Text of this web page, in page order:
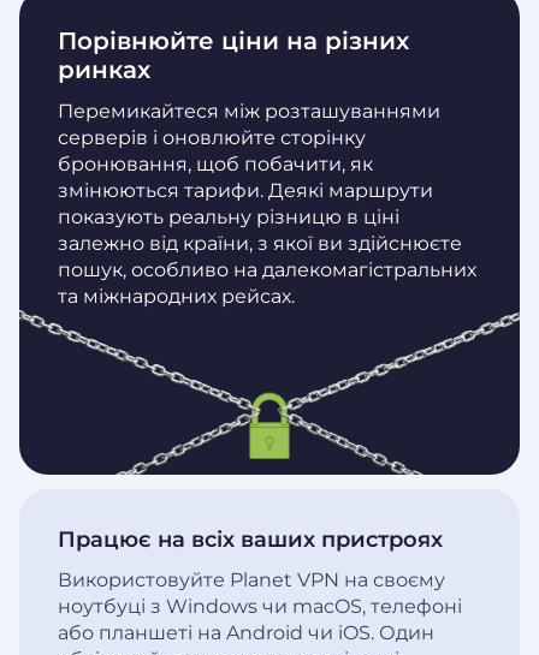
Порівнюйте ціни на різних
ринках
Перемикайтеся між розташуваннями
серверів і оновлюйте сторінку
бронювання, щоб побачити, як
змінюються тарифи. Деякі маршрути
показують реальну різницю в ціні
залежно від країни, з якої ви здійснюєте
пошук, особливо на далекомагістральних
та міжнародних рейсах.
Працює на всіх ваших пристроях
Використовуйте Planet VPN на своєму
ноутбуці з Windows чи macOS, телефоні
або планшеті на Android чи iOS. Один